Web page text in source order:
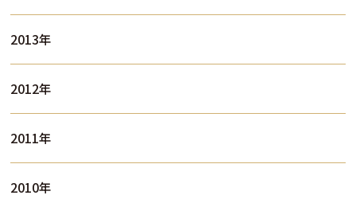
2013年
2012年
2011年
2010年